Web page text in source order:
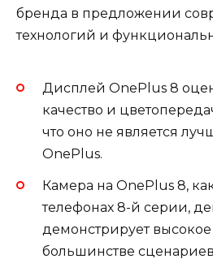
бренда в предложении
технологий и
Дисплей OnePlus 8
качество и
что оно не является
OnePlus.
Камера на OnePlus 8,
телефонах 8-й серии,
демонстрирует
большинстве